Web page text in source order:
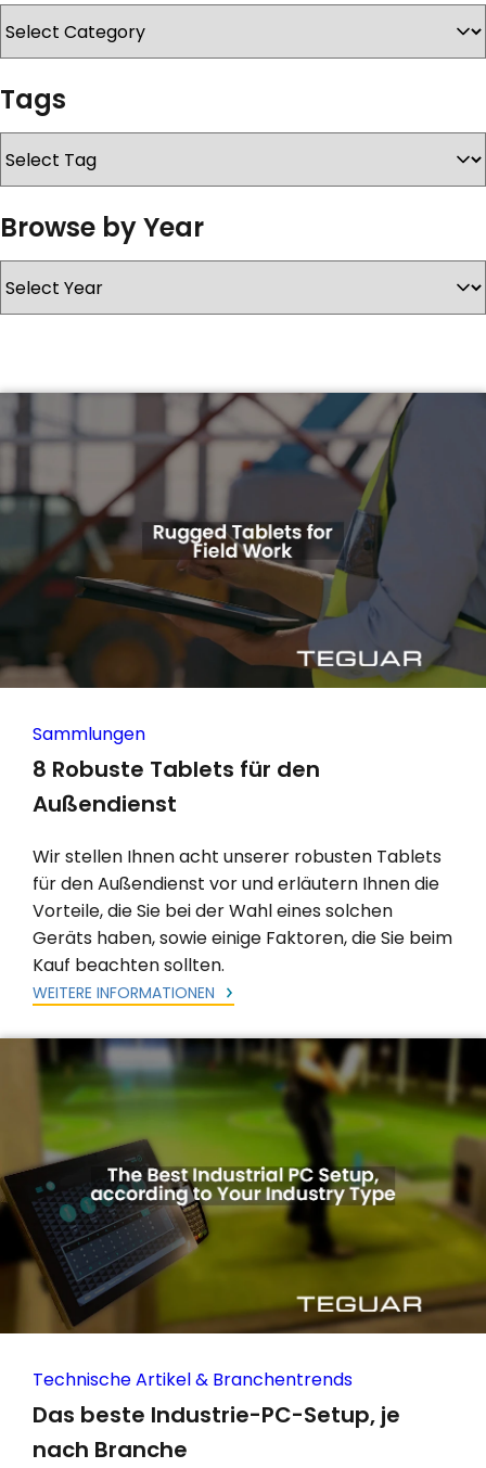
KONTAKT
Sammlungen
8 Robuste Tablets für den
Außendienst
Wir stellen Ihnen acht unserer robusten Tablets
für den Außendienst vor und erläutern Ihnen die
Vorteile, die Sie bei der Wahl eines solchen
Geräts haben, sowie einige Faktoren, die Sie beim
Kauf beachten sollten.
WEITERE INFORMATIONEN
Technische Artikel & Branchentrends
Das beste Industrie-PC-Setup, je
nach Branche
Tags
Browse by Year